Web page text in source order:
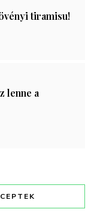
tiramisu!
lenne a